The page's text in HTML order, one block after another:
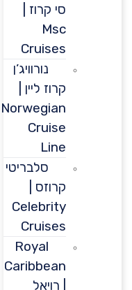
סי קרוז |
Cruises
נורוויג’ן
קרוז ליין |
Norwegian
Cruise
סלבריטי
קרוזס |
Celebrity
Cruises
Royal
Caribbean